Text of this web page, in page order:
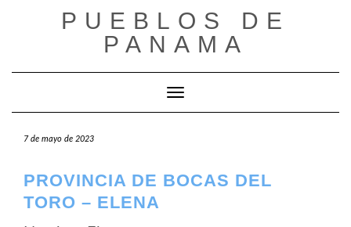
PUEBLOS DE
PANAMA
Cambiar modo de navegación
7 de mayo de 2023
PROVINCIA DE BOCAS DEL
TORO – ELENA